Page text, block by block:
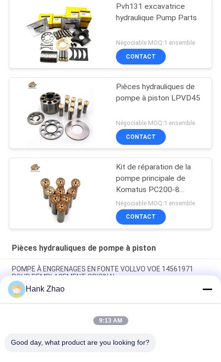
Pvh131 excavatrice
hydraulique Pump Parts
Négociable MOQ:1 ensemble
CONTACT
Pièces hydrauliques de
pompe à piston LPVD45
Négociable MOQ:1 ensemble
CONTACT
Kit de réparation de la
pompe principale de
Komatus PC200-8
Pompes hydrauliques
Négociable MOQ:1 ensemble
CONTACT
Pièces hydrauliques de pompe à piston
POMPE À ENGRENAGES EN FONTE VOLLVO VOE 14561971
POUR REMPLACEMENT ORIGINAL
POMPE À ENGRENAGES EN FONTE VOLLVO VOE 14537295
POUR REMPLACEMENT ORIGINAL
Pompes à engrenages en fonte VOLLVO VOE 14782798 pour le
Hank Zhao
9:13 AM
Good day, what product are you looking for?